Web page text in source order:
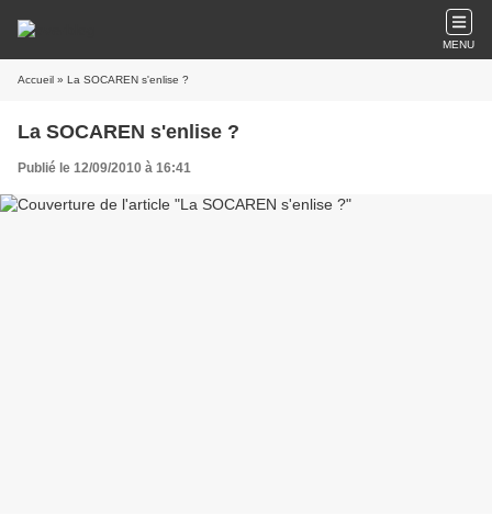
MENU
Accueil » La SOCAREN s'enlise ?
La SOCAREN s'enlise ?
Publié le 12/09/2010 à 16:41